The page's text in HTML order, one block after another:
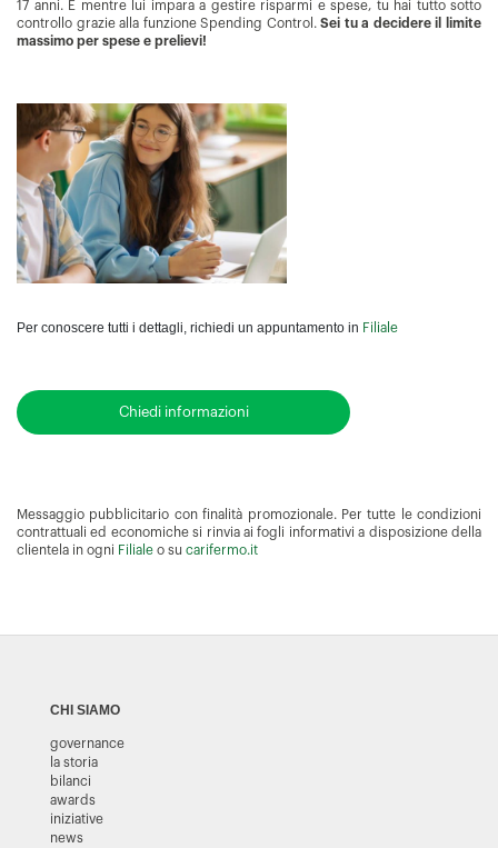
17 anni. E mentre lui impara a gestire risparmi e spese, tu hai tutto sotto
controllo grazie alla funzione Spending Control. Sei tu a decidere il limite
massimo per spese e prelievi!
Per conoscere tutti i dettagli, richiedi un appuntamento in Filiale
Chiedi informazioni
Messaggio pubblicitario con finalità promozionale. Per tutte le condizioni
contrattuali ed economiche si rinvia ai fogli informativi a disposizione della
clientela in ogni Filiale o su carifermo.it
CHI SIAMO
governance
la storia
bilanci
awards
iniziative
news